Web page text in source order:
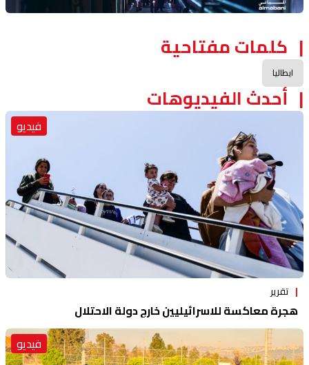
كلمات مفتاحية
ايطاليا
أحدث الفيديوهات
فيديو
تقرير
هجرة معاكسة للاسرائيليين خارج دولة الاحتلال
فيديو